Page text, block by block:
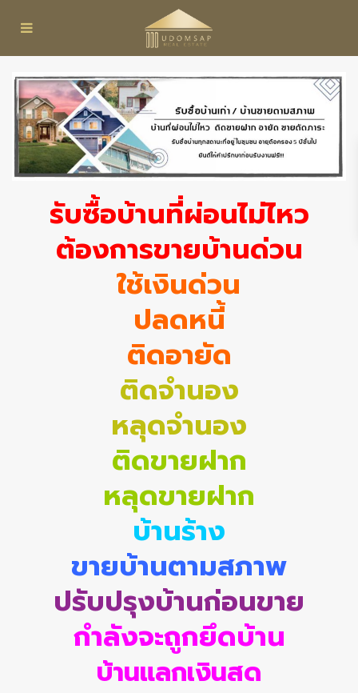
รับซื้อบ้านที่ผ่อนไม่ไหว
ต้องการขายบ้านด่วน
ใช้เงินด่วน
ปลดหนี้
ติดอายัด
ติดจำนอง
หลุดจำนอง
ติดขายฝาก
หลุดขายฝาก
บ้านร้าง
ขายบ้านตามสภาพ
ปรับปรุงบ้านก่อนขาย
กำลังจะถูกยึดบ้าน
บ้านแลกเงินสด